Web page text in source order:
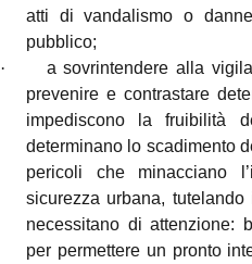
atti di vandalismo o
pubblico;
·
a sovrintendere alla
prevenire e contrastare
impediscono la fruibilità
determinano lo scadimento
pericoli che minacciano
sicurezza urbana,
necessitano di attenzione:
per permettere un pronto